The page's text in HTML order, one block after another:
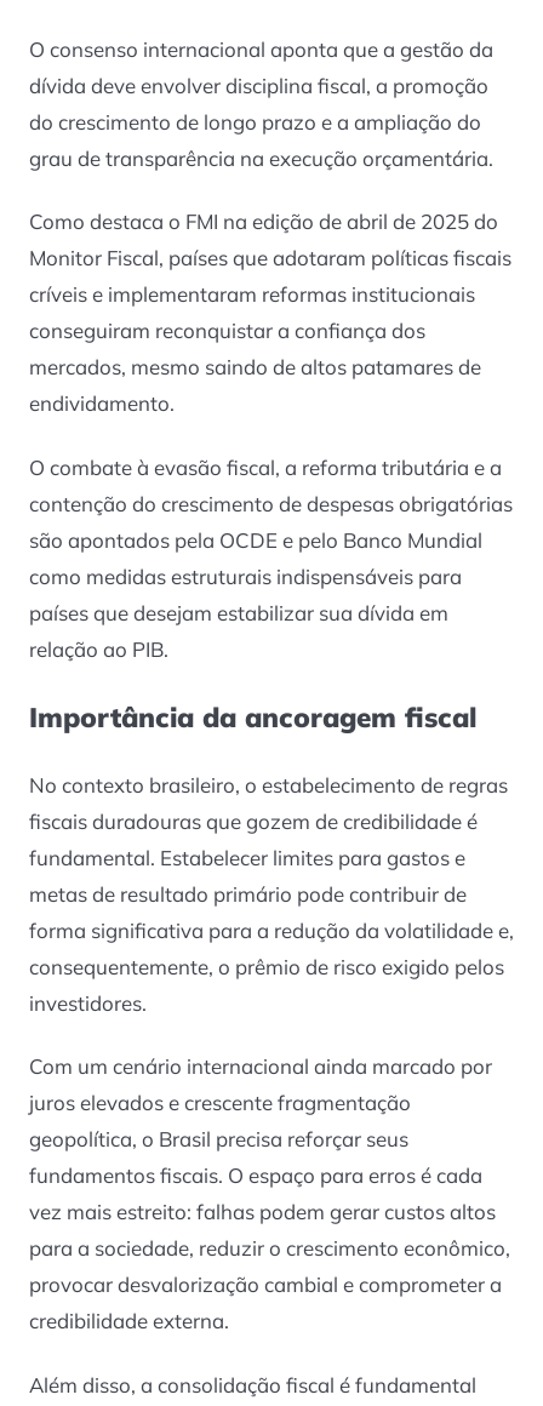
O consenso internacional aponta que a gestão da
dívida deve envolver disciplina fiscal, a promoção
do crescimento de longo prazo e a ampliação do
grau de transparência na execução orçamentária.
Como destaca o FMI na edição de abril de 2025 do
Monitor Fiscal, países que adotaram políticas fiscais
críveis e implementaram reformas institucionais
conseguiram reconquistar a confiança dos
mercados, mesmo saindo de altos patamares de
endividamento.
O combate à evasão fiscal, a reforma tributária e a
contenção do crescimento de despesas obrigatórias
são apontados pela OCDE e pelo Banco Mundial
como medidas estruturais indispensáveis para
países que desejam estabilizar sua dívida em
relação ao PIB.
Importância da ancoragem fiscal
No contexto brasileiro, o estabelecimento de regras
fiscais duradouras que gozem de credibilidade é
fundamental. Estabelecer limites para gastos e
metas de resultado primário pode contribuir de
forma significativa para a redução da volatilidade e,
consequentemente, o prêmio de risco exigido pelos
investidores.
Com um cenário internacional ainda marcado por
juros elevados e crescente fragmentação
geopolítica, o Brasil precisa reforçar seus
fundamentos fiscais. O espaço para erros é cada
vez mais estreito: falhas podem gerar custos altos
para a sociedade, reduzir o crescimento econômico,
provocar desvalorização cambial e comprometer a
credibilidade externa.
Além disso, a consolidação fiscal é fundamental